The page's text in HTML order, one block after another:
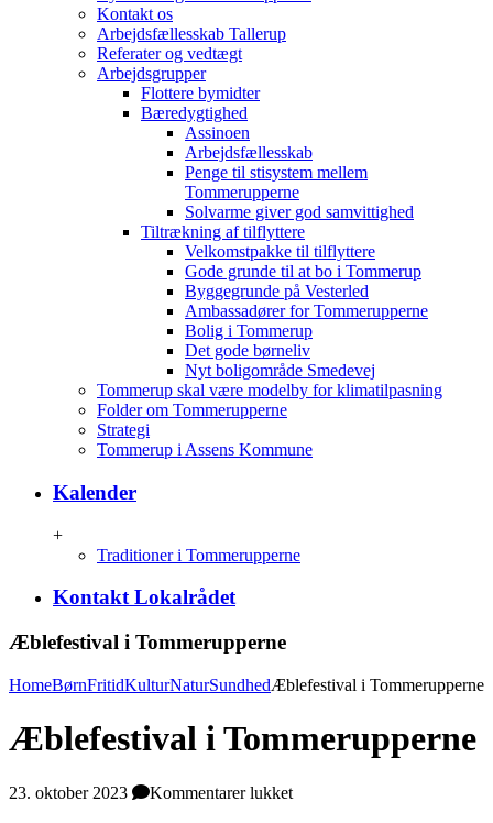
Kontakt os
Arbejdsfællesskab Tallerup
Referater og vedtægt
Arbejdsgrupper
Flottere bymidter
Bæredygtighed
Assinoen
Arbejdsfællesskab
Penge til stisystem mellem
Tommerupperne
Solvarme giver god samvittighed
Tiltrækning af tilflyttere
Velkomstpakke til tilflyttere
Gode grunde til at bo i Tommerup
Byggegrunde på Vesterled
Ambassadører for Tommerupperne
Bolig i Tommerup
Det gode børneliv
Nyt boligområde Smedevej
Tommerup skal være modelby for klimatilpasning
Folder om Tommerupperne
Strategi
Tommerup i Assens Kommune
Kalender
+
Traditioner i Tommerupperne
Kontakt Lokalrådet
Æblefestival i Tommerupperne
HomeBørnFritidKulturNaturSundhedÆblefestival i Tommerupperne
Æblefestival i Tommerupperne
23. oktober 2023 Kommentarer lukkettil